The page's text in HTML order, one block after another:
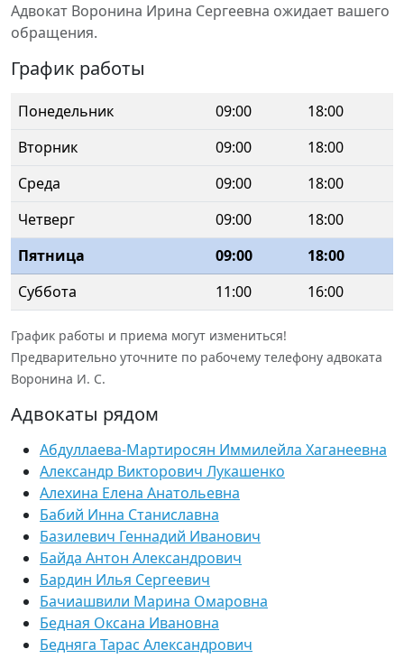
Адвокат Воронина Ирина Сергеевна ожидает вашего
обращения.
График работы
Понедельник 09:00
18:00
Вторник
09:00
18:00
Среда
09:00
18:00
Четверг
09:00
18:00
Пятница
09:00
18:00
Суббота
11:00 16:00
График работы и приема могут измениться!
Предварительно уточните по рабочему телефону адвоката
Воронина И. С.
Адвокаты рядом
Абдуллаева-Мартиросян Иммилейла Хаганеевна
Александр Викторович Лукашенко
Алехина Елена Анатольевна
Бабий Инна Станиславна
Базилевич Геннадий Иванович
Байда Антон Александрович
Бардин Илья Сергеевич
Бачиашвили Марина Омаровна
Бедная Оксана Ивановна
Бедняга Тарас Александрович